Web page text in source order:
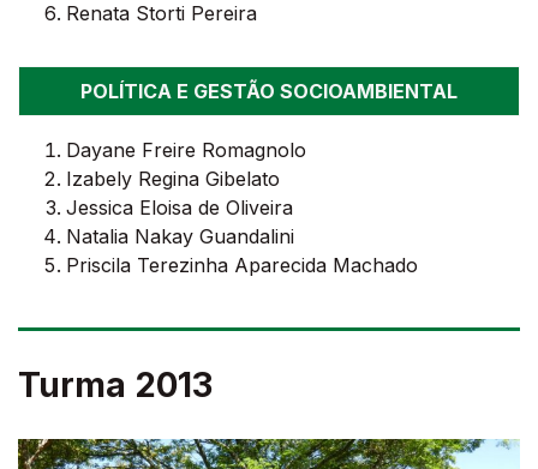
Renata Storti Pereira
POLÍTICA E GESTÃO SOCIOAMBIENTAL
Dayane Freire Romagnolo
Izabely Regina Gibelato
Jessica Eloisa de Oliveira
Natalia Nakay Guandalini
Priscila Terezinha Aparecida Machado
Turma 2013